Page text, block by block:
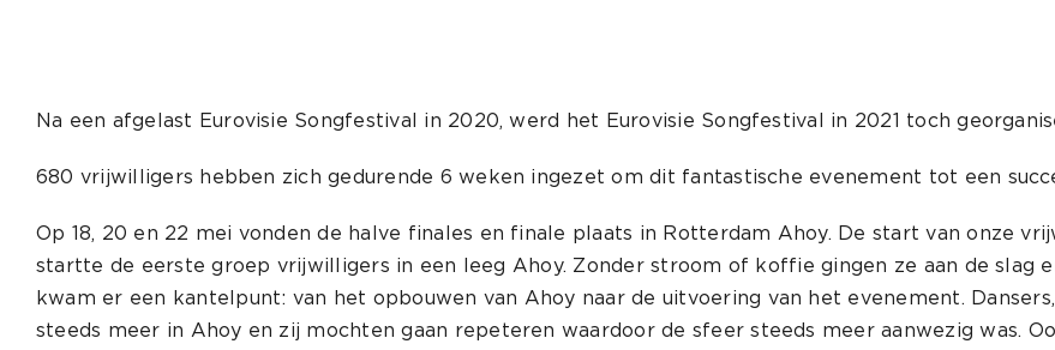
Na een afgelast Eurovisie Songfestival in 2020, werd het Eurovisie Songfestival in 2021 toch
680 vrijwilligers hebben zich gedurende 6 weken ingezet om dit fantastische evenement tot een
Op 18, 20 en 22 mei vonden de halve finales en finale plaats in Rotterdam Ahoy. De start van onze
startte de eerste groep vrijwilligers in een leeg Ahoy. Zonder stroom of koffie gingen ze aan de slag
kwam er een kantelpunt: van het opbouwen van Ahoy naar de uitvoering van het evenement.
steeds meer in Ahoy en zij mochten gaan repeteren waardoor de sfeer steeds meer aanwezig was.